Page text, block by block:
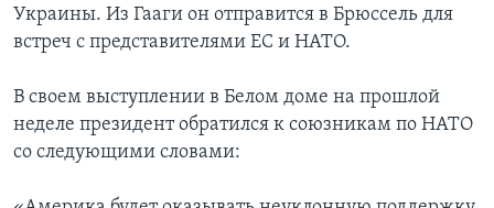
Украины. Из Гааги он отправится в Брюссель для
встреч с представителями ЕС и НАТО.
В своем выступлении в Белом доме на прошлой
неделе президент обратился к союзникам по НАТО
со следующими словами: